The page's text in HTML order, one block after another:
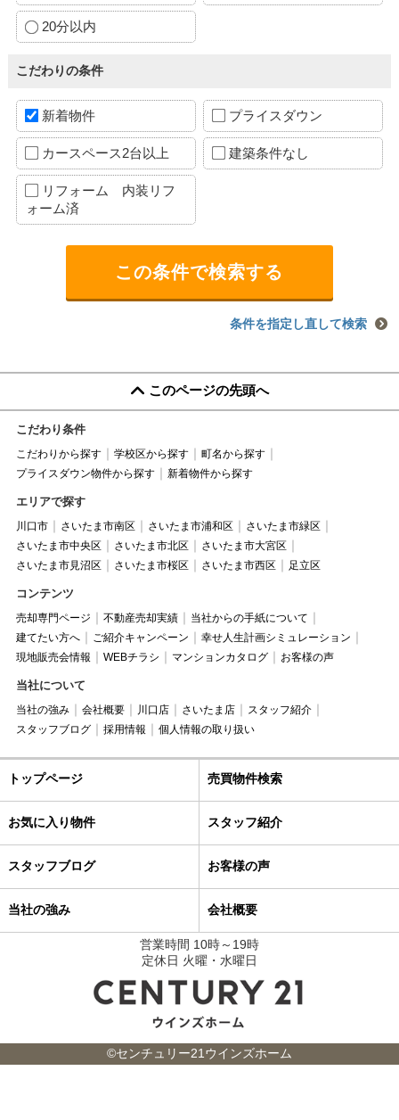
20分以内
こだわりの条件
新着物件 プライスダウン
カースペース2台以上 建築条件なし
リフォーム 内装リフ
ォーム済
条件を指定し直して検索
このページの先頭へ
こだわり条件
こだわりから探す 学校区から探す
町名から探す
プライスダウン物件から探す
新着物件から探す
エリアで探す
川口市 さいたま市南区 さいたま市浦和区
さいたま市緑区
さいたま市中央区
さいたま市北区
さいたま市大宮区
さいたま市見沼区
さいたま市桜区 さいたま市西区 足立区
コンテンツ
売却専門ページ 不動産売却実績
当社からの手紙について
建てたい方へ
ご紹介キャンペーン
幸せ人生計画シミュレーション
現地販売会情報
WEBチラシ マンションカタログ お客様の声
当社について
当社の強み 会社概要 川口店 さいたま店
スタッフ紹介
スタッフブログ
採用情報 個人情報の取り扱い
トップページ 売買物件検索
お気に入り物件 スタッフ紹介
スタッフブログ お客様の声
当社の強み 会社概要
営業時間 10時～19時
定休日 火曜・水曜日
©センチュリー21ウインズホーム